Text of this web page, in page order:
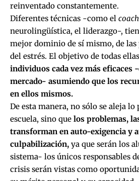
reinventado constantemente.
Diferentes técnicas -como el
neurolingüística, el liderazgo-,
mejor dominio de sí mismo, de las
del estrés. El objetivo de todas
individuos cada vez más eficaces
mercado- asumiendo que los
en ellos mismos.
De esta manera, no sólo se aleja lo
escuela, sino que los problemas,
transforman en auto-exigencia y
culpabilización, ya que serán los
sistema- los únicos responsables
crisis serán vistas como